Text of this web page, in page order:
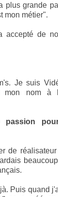
plus grande
mon métier".
accepté de
Je suis
mon nom à
passion
de
Puis quand